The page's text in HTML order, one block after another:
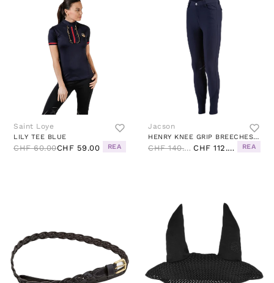
Saint Loye
LILY TEE BLUE
CHF 60.00CHF 59.00 REA
Jacson
HENRY KNEE GRIP BREECHES BLUE
CHF 140.00 CHF 112.00 REA